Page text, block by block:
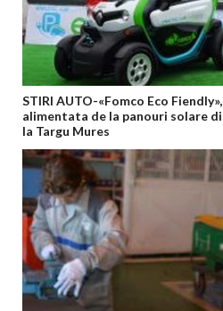
STIRI AUTO-«Fomco Eco
alimentata de la panouri solare
la Targu Mures